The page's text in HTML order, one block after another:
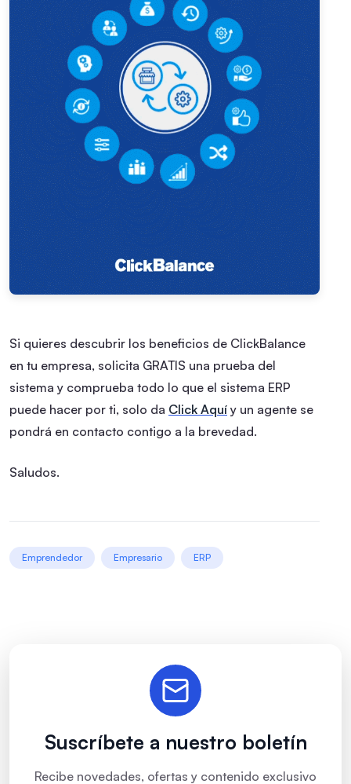
Si quieres descubrir los beneficios de ClickBalance
en tu empresa, solicita GRATIS una prueba del
sistema y comprueba todo lo que el sistema ERP
puede hacer por ti, solo da Click Aquí y un agente se
pondrá en contacto contigo a la brevedad.
Saludos.
Emprendedor Empresario ERP
Suscríbete a nuestro boletín
Recibe novedades, ofertas y contenido exclusivo